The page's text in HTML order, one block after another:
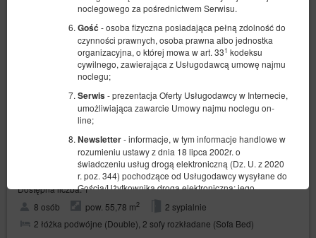
noclegowego za pośrednictwem Serwisu.
Gość - osoba fizyczna posiadająca pełną zdolność do
czynności prawnych, osoba prawna albo jednostka
organizacyjna, o której mowa w art. 331 kodeksu
cywilnego, zawierająca z Usługodawcą umowę najmu
noclegu;
Serwis - prezentacja Oferty Usługodawcy w Internecie,
umożliwiająca zawarcie Umowy najmu noclegu on-
line;
Newsletter- informacje, w tym informacje handlowe w
rozumieniu ustawy z dnia 18 lipca 2002r. o
świadczeniu usług drogą elektroniczną (Dz. U. z 2020
r. poz. 344) pochodzące od Usługodawcy wysyłane do
Gościa/Użytkownika drogą elektroniczną; jego
otrzymywanie jest dobrowolne i wymaga zgody
Gościa/Użytkownika.
Konto - zbiór danych przechowywanych w Serwisie
Apartamenty Przy Deptaku - ul.
Piastowska 9 / Apartament 14
Dostępna liczba: 1
8 osób
pow. 55,78 m2
2 sypialnie
2 łóżka podwójne (Double), 2 sofy rozkładane (Sofa Bed)